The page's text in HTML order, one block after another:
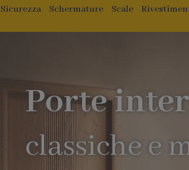
Sicurezza Schermature Scale